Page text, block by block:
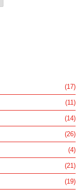
(17)
(11)
(14)
(26)
(4)
(21)
(19)